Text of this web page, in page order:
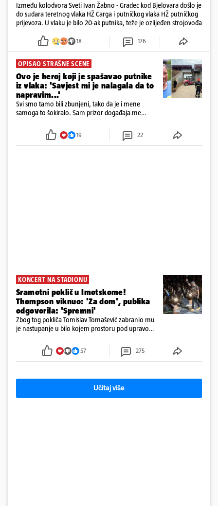
Između kolodvora Sveti Ivan Žabno - Gradec kod Bjelovara došlo je
do sudara teretnog vlaka HŽ Carga i putničkog vlaka HŽ putničkog
prijevoza. U vlaku je bilo 20-ak putnika, teže je ozlijeđen strojovođa
18 176
OPISAO STRAŠNE SCENE
Ovo je heroj koji je spašavao putnike
iz vlaka: 'Savjest mi je nalagala da to
napravim...'
Svi smo tamo bili zbunjeni, tako da je i mene
samoga to šokiralo. Sam prizor događaja me
19 22
KONCERT NA STADIONU
Sramotni poklič u Imotskome!
Thompson viknuo: 'Za dom', publika
odgovorila: 'Spremni'
Zbog tog pokliča Tomislav Tomašević zabranio mu
je nastupanje u bilo kojem prostoru pod upravom
57 275
Učitaj više